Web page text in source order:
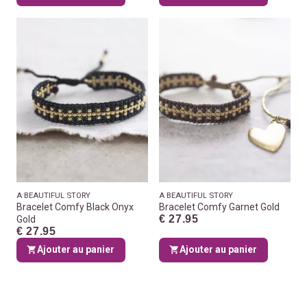
A BEAUTIFUL STORY
Bracelet Comfy Black Onyx
Gold
€ 27.95
Ajouter au panier
A BEAUTIFUL STORY
Bracelet Comfy Garnet Gold
€ 27.95
Ajouter au panier